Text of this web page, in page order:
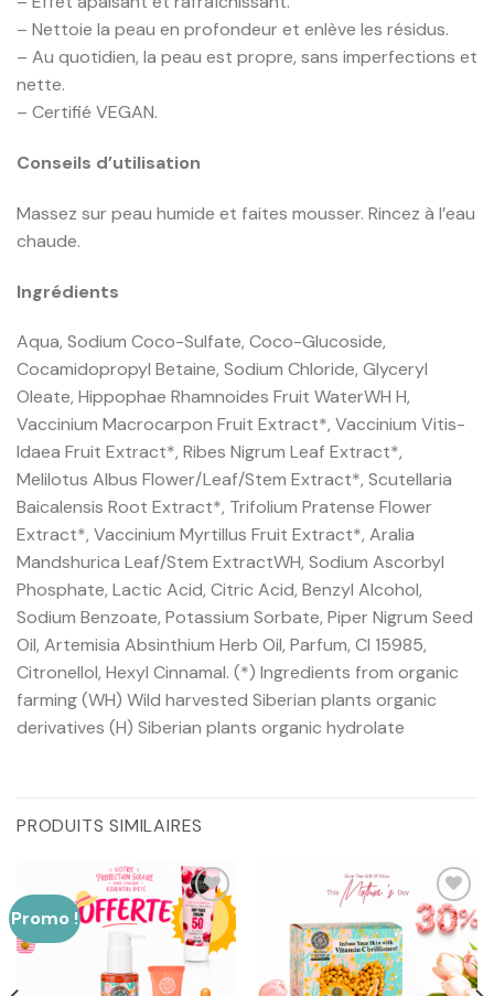
– Nettoie la peau en profondeur et enlève les résidus.
– Au quotidien, la peau est propre, sans imperfections et
nette.
– Certifié VEGAN.
Conseils d’utilisation
Massez sur peau humide et faites mousser. Rincez à l’eau
chaude.
Ingrédients
Aqua, Sodium Coco-Sulfate, Coco-Glucoside,
Cocamidopropyl Betaine, Sodium Chloride, Glyceryl
Oleate, Hippophae Rhamnoides Fruit WaterWH H,
Vaccinium Macrocarpon Fruit Extract*, Vaccinium Vitis-
Idaea Fruit Extract*, Ribes Nigrum Leaf Extract*,
Melilotus Albus Flower/Leaf/Stem Extract*, Scutellaria
Baicalensis Root Extract*, Trifolium Pratense Flower
Extract*, Vaccinium Myrtillus Fruit Extract*, Aralia
Mandshurica Leaf/Stem ExtractWH, Sodium Ascorbyl
Phosphate, Lactic Acid, Citric Acid, Benzyl Alcohol,
Sodium Benzoate, Potassium Sorbate, Piper Nigrum Seed
Oil, Artemisia Absinthium Herb Oil, Parfum, CI 15985,
Citronellol, Hexyl Cinnamal. (*) Ingredients from organic
farming (WH) Wild harvested Siberian plants organic
derivatives (H) Siberian plants organic hydrolate
PRODUITS SIMILAIRES
Promo !
Ajouter
à la liste
d’envies
Ajouter
à la liste
d’envies